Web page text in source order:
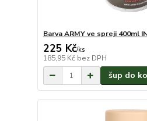
Barva ARMY ve spreji 400ml
225 Kč/ks
185,95 Kč bez DPH
šup do